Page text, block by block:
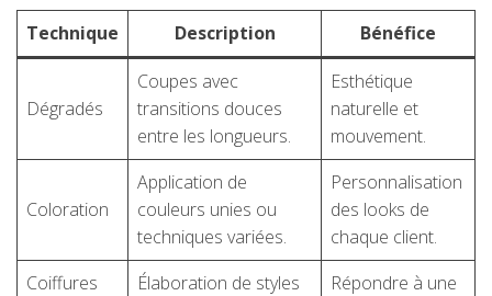
Technique Description Bénéfice
Dégradés
Coupes avec
transitions douces
entre les longueurs.
Esthétique
naturelle et
mouvement.
Coloration
Application de
couleurs unies ou
techniques variées.
Personnalisation
des looks de
chaque client.
Coiffures
Élaboration de styles
Répondre à une